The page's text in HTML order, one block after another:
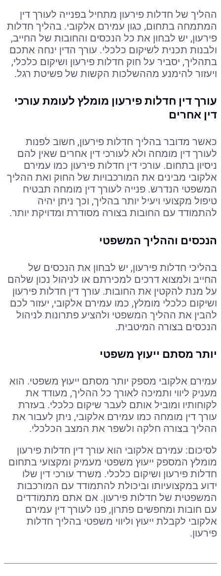
ההליך של חדלות פירעון מתחיל בפנייה לעורך דין
המתמחה בתחום, כגון עמירם אלקובי. בהליך חדלות
פירעון, יש לבחון את כל הנכסים והחובות של החייב,
ולבנות תכנית לשיקום כלכלי. עורך הדין ינחה אתכם
בתהליך, יסביר על חוק חדלות פירעון ושיקום כלכלי,
ויעזור להימנע מההשלכות הקשות של פשיטת רגל.
עורך דין חדלות פירעון מומלץ לעומת עורכי
דין אחרים
כאשר מדובר בהליך חדלות פירעון, חשוב לפנות
לעורך דין מומחה ולא לעורכי דין אחרים שאין להם
ניסיון בתחום. עורכי דין חדלות פירעון כמו עמירם
אלקובי מבינים את המורכבויות של החוק ואת ההליך
המשפטי הנדרש. פנייה לעורך דין מומחה תבטיח
טיפול מקצועי ויעיל יותר בהליך, וכך ניתן יהיה
להתמודד עם החובות בצורה מסודרת ומדויקת יותר.
הנכסים וההליך המשפטי
בהליכי חדלות פירעון, יש לבחון את הנכסים של
החייב ולמצוא דרכים למכירתם או לניהול נכון שלהם
על מנת להקטין את החובות. עורך דין חדלות פירעון
ושיקום כלכלי מומלץ, כמו עמירם אלקובי, יעזור לכם
להבין את ההליך המשפטי ולהציע פתרונות לניהול
הנכסים בצורה המיטבית.
יותר מסתם ייעוץ משפטי
עמירם אלקובי מספק יותר מסתם ייעוץ משפטי. הוא
מעניק ליווי ותמיכה לאורך כל ההליך, מעודד את
לקוחותיו ומוביל אותם לעבר שיקום כלכלי. בעזרת
עורך דין מומחה כמו עמירם אלקובי, ניתן לעבור את
ההליך בצורה חלקה ולשפר את המצב הכלכלי.
לסיכום: עמירם אלקובי הוא עורך דין חדלות פירעון
מומלץ המספק ייעוץ משפטי מעמיק ומקצועי בתחום
חדלות פירעון ושיקום כלכלי. משרד עורכי דין שלו
ידוע במקצועיותו וביכולת להתמודד עם המורכבות
המשפטית של חדלות פירעון. אם אתם מתמודדים
עם חובות ומחפשים פתרון, פנו לעורך דין עמירם
אלקובי לקבלת ייעוץ וליווי משפטי בהליך חדלות
פירעון.